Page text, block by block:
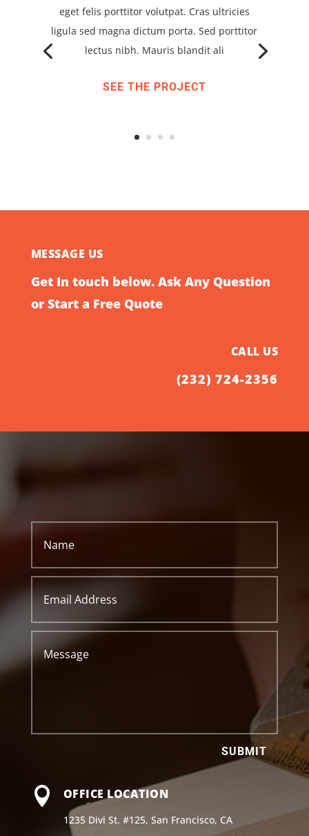
eget felis porttitor volutpat. Cras ultricies
ligula sed magna dictum porta. Sed porttitor
lectus nibh. Mauris blandit ali
SEE THE PROJECT
MESSAGE US
Get In touch below. Ask Any Question
or Start a Free Quote
CALL US
(232) 724-2356
SUBMIT
 OFFICE LOCATION
1235 Divi St. #125, San Francisco, CA